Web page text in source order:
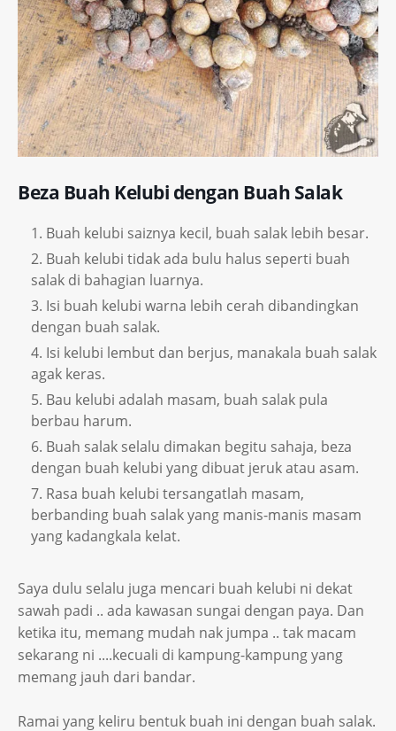
Beza Buah Kelubi dengan Buah Salak
Buah kelubi saiznya kecil, buah salak lebih besar.
Buah kelubi tidak ada bulu halus seperti buah
salak di bahagian luarnya.
Isi buah kelubi warna lebih cerah dibandingkan
dengan buah salak.
Isi kelubi lembut dan berjus, manakala buah salak
agak keras.
Bau kelubi adalah masam, buah salak pula
berbau harum.
Buah salak selalu dimakan begitu sahaja, beza
dengan buah kelubi yang dibuat jeruk atau asam.
Rasa buah kelubi tersangatlah masam,
berbanding buah salak yang manis-manis masam
yang kadangkala kelat.
Saya dulu selalu juga mencari buah kelubi ni dekat
sawah padi .. ada kawasan sungai dengan paya. Dan
ketika itu, memang mudah nak jumpa .. tak macam
sekarang ni ....kecuali di kampung-kampung yang
memang jauh dari bandar.
Ramai yang keliru bentuk buah ini dengan buah salak.